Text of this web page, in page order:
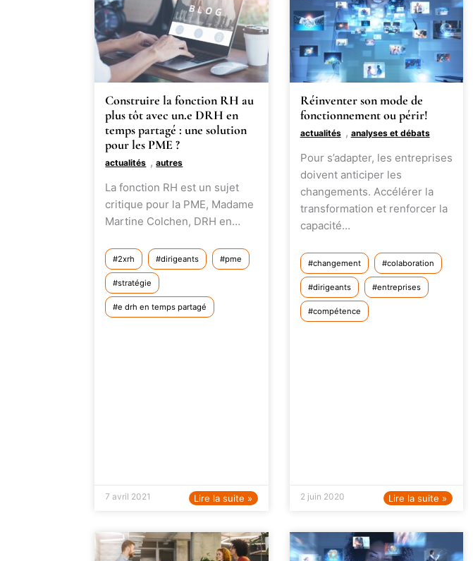
Construire la fonction RH au
plus tôt avec un.e DRH en
temps partagé : une solution
pour les PME ?
actualités ,autres
La fonction RH est un sujet
critique pour la PME, Madame
Martine Colchen, DRH en…
2xrh dirigeants pme
stratégie
e drh en temps partagé
7 avril 2021 Lire la suite »
Réinventer son mode de
fonctionnement ou périr!
actualités , analyses et débats
Pour s’adapter, les entreprises
doivent anticiper les
changements. Accélérer la
transformation et renforcer la
capacité…
changement colaboration
dirigeants entreprises
compétence
2 juin 2020 Lire la suite »